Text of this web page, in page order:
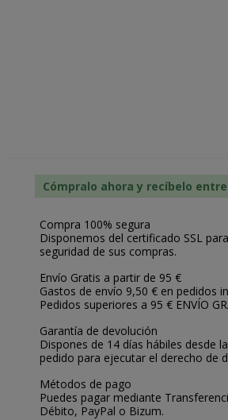
Cómpralo ahora y recíbelo entre
Compra 100% segura
Disponemos del certificado SSL
seguridad de sus compras.
Envío Gratis a partir de 95 €
Gastos de envío 9,50 € en pedidos
Pedidos superiores a 95 € ENVÍO
Garantía de devolución
Dispones de 14 días hábiles desde
pedido para ejecutar el derecho de
Métodos de pago
Puedes pagar mediante
Débito, PayPal o Bizum.